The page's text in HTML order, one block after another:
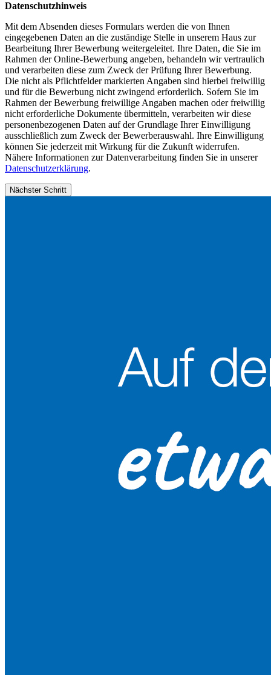
Datenschutzhinweis
Mit dem Absenden dieses Formulars werden die von Ihnen
eingegebenen Daten an die zuständige Stelle in unserem Haus zur
Bearbeitung Ihrer Bewerbung weitergeleitet. Ihre Daten, die Sie im
Rahmen der Online-Bewerbung angeben, behandeln wir vertraulich
und verarbeiten diese zum Zweck der Prüfung Ihrer Bewerbung.
Die nicht als Pflichtfelder markierten Angaben sind hierbei freiwillig
und für die Bewerbung nicht zwingend erforderlich. Sofern Sie im
Rahmen der Bewerbung freiwillige Angaben machen oder freiwillig
nicht erforderliche Dokumente übermitteln, verarbeiten wir diese
personenbezogenen Daten auf der Grundlage Ihrer Einwilligung
ausschließlich zum Zweck der Bewerberauswahl. Ihre Einwilligung
können Sie jederzeit mit Wirkung für die Zukunft widerrufen.
Nähere Informationen zur Datenverarbeitung finden Sie in unserer
Datenschutzerklärung.
Nächster Schritt